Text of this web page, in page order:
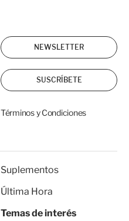
NEWSLETTER
SUSCRÍBETE
Términos y Condiciones
Suplementos
Última Hora
Temas de interés